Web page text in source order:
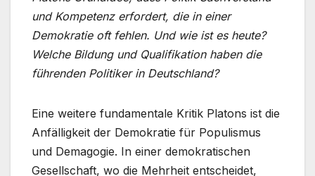
und Kompetenz erfordert, die in einer
Demokratie oft fehlen. Und wie ist es heute?
Welche Bildung und Qualifikation haben die
führenden Politiker in Deutschland?
Eine weitere fundamentale Kritik Platons ist die
Anfälligkeit der Demokratie für Populismus
und Demagogie. In einer demokratischen
Gesellschaft, wo die Mehrheit entscheidet,